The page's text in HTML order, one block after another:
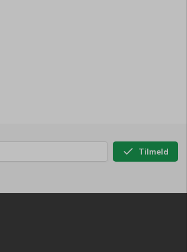
Tilmeld